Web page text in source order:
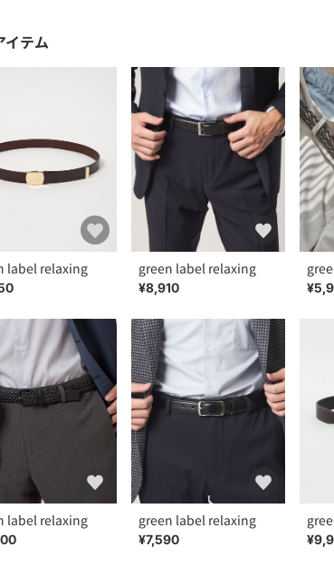
イテム
label relaxing green label relaxing
¥8,910
label relaxing green label relaxing
¥7,590